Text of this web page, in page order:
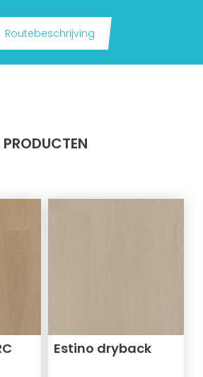
Routebeschrijving
PRODUCTEN
Estino dryback